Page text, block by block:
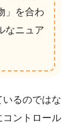
」を合わ
なニュア
るのではな
コントロール